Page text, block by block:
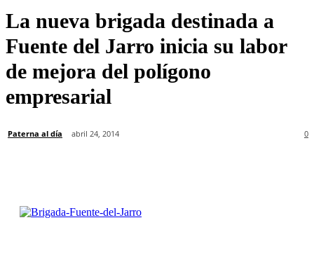
La nueva brigada destinada a
Fuente del Jarro inicia su labor
de mejora del polígono
empresarial
Paterna al día abril 24, 2014 0